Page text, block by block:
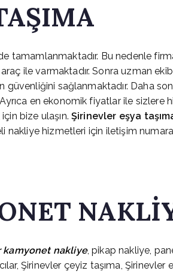
tamamlanmaktadır. Bu nedenle
ile varmaktadır. Sonra uzman
güvenliğini sağlanmaktadır. Daha
en ekonomik fiyatlar ile sizlere
bize ulaşın.Şirinevler eşya
hizmetleri için iletişim
kamyonet nakliye, pikap nakliye,
Şirinevler çeyiz taşıma, Şirinevler